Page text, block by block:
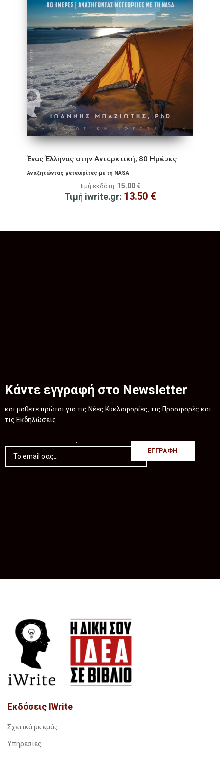
Ένας Έλληνας στην Ανταρκτική, 80 Ημέρες
Αναζητώντας μετεωρίτες με τη NASA
Τιμή εκδότη: 15.00 €
Τιμή iwrite.gr: 13.50 €
Κάντε εγγραφή στο Newsletter
και μάθετε πρώτοι για τις Νέες Κυκλοφορίες, τις Προσφορές και
τις Εκδηλώσεις
Εκδόσεις IWrite
Σχετικά με εμάς
Υπηρεσίες